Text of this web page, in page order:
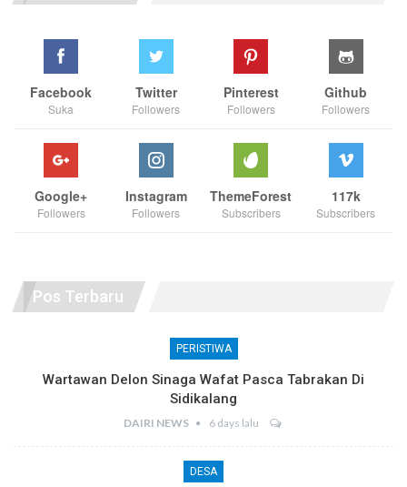
Facebook
Suka
Twitter
Followers
Pinterest
Followers
Github
Followers
Google+
Followers
Instagram
Followers
ThemeForest
Subscribers
117k
Subscribers
Pos Terbaru
PERISTIWA
Wartawan Delon Sinaga Wafat Pasca Tabrakan Di
Sidikalang
DAIRI NEWS 6 days lalu
DESA